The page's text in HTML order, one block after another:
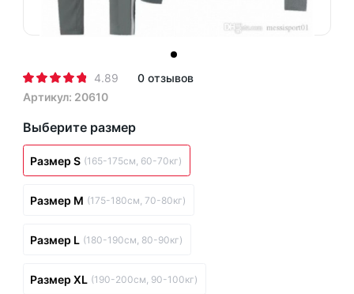
4.89
0 отзывов
Артикул: 20610
Выберите размер
Размер S (165-175см, 60-70кг)
Размер M (175-180см, 70-80кг)
Размер L (180-190см, 80-90кг)
Размер XL (190-200см, 90-100кг)